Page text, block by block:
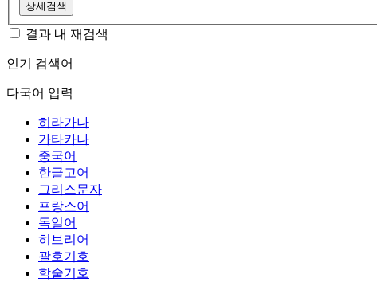
상세검색
결과 내 재검색
인기 검색어
다국어 입력
히라가나
가타카나
중국어
한글고어
그리스문자
프랑스어
독일어
히브리어
괄호기호
학술기호